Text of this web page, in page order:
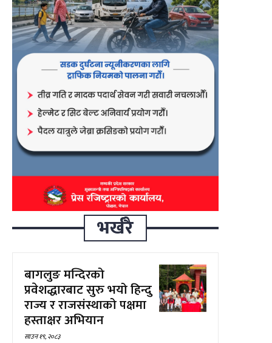
भर्खरै
बागलुङ मन्दिरको
प्रवेशद्धारबाट सुरु भयो हिन्दु
राज्य र राजसंस्थाको पक्षमा
हस्ताक्षर अभियान
साउन १९, २०८३